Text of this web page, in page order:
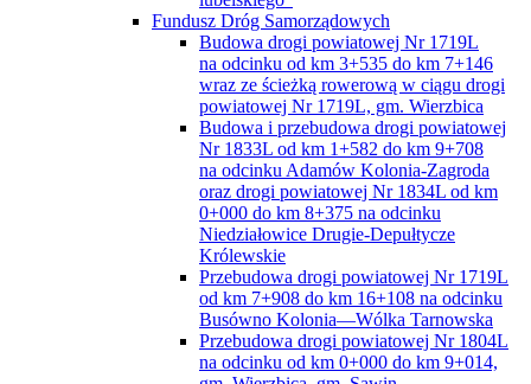
Fundusz Dróg Samorządowych
Budowa drogi powiatowej Nr 1719L
na odcinku od km 3+535 do km 7+146
wraz ze ścieżką rowerową w ciągu drogi
powiatowej Nr 1719L, gm. Wierzbica
Budowa i przebudowa drogi powiatowej
Nr 1833L od km 1+582 do km 9+708
na odcinku Adamów Kolonia-Zagroda
oraz drogi powiatowej Nr 1834L od km
0+000 do km 8+375 na odcinku
Niedziałowice Drugie-Depułtycze
Królewskie
Przebudowa drogi powiatowej Nr 1719L
od km 7+908 do km 16+108 na odcinku
Busówno Kolonia—Wólka Tarnowska
Przebudowa drogi powiatowej Nr 1804L
na odcinku od km 0+000 do km 9+014,